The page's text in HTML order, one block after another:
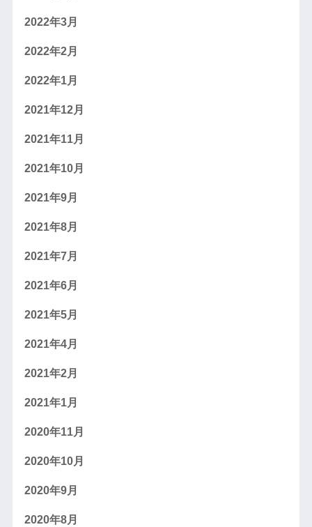
2022年3月
2022年2月
2022年1月
2021年12月
2021年11月
2021年10月
2021年9月
2021年8月
2021年7月
2021年6月
2021年5月
2021年4月
2021年2月
2021年1月
2020年11月
2020年10月
2020年9月
2020年8月